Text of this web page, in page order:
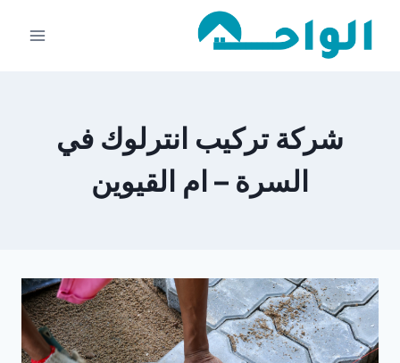
شركة تركيب انترلوك في
السرة – ام القيوين